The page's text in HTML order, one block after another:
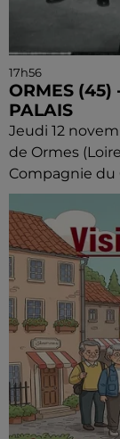
17h56
ORMES (45)
PALAIS
Jeudi 12
de Ormes
Compagnie du